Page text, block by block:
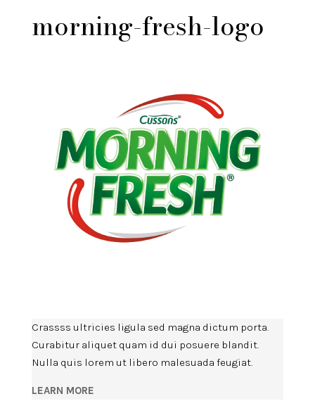
morning-fresh-logo
Crassss ultricies ligula sed magna dictum porta.
Curabitur aliquet quam id dui posuere blandit.
Nulla quis lorem ut libero malesuada feugiat.
LEARN MORE